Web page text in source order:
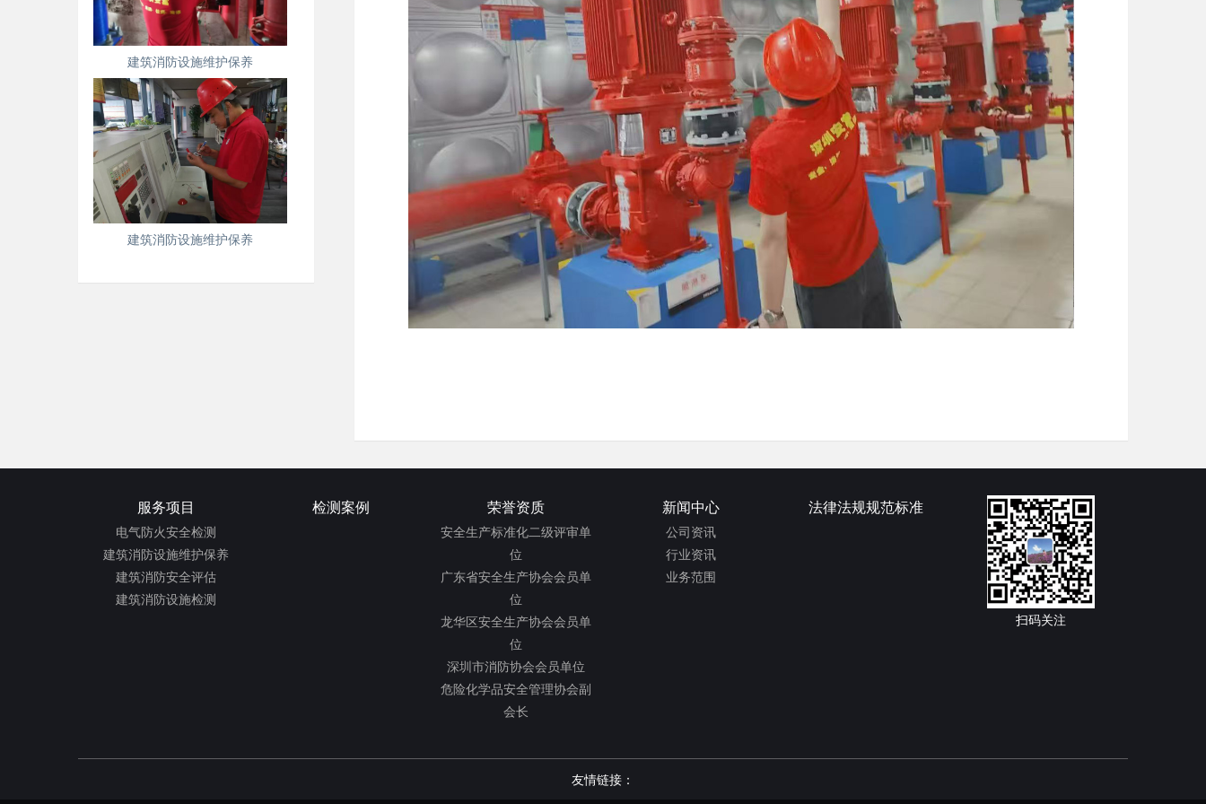
建筑消防设施维护保养
服务项目
电气防火安全检测
建筑消防设施维护保养
建筑消防安全评估
建筑消防设施检测
检测案例 荣誉资质
安全生产标准化二级评审单
位
广东省安全生产协会会员单
位
龙华区安全生产协会会员单
位
深圳市消防协会会员单位
危险化学品安全管理协会副
会长
新闻中心
公司资讯
行业资讯
业务范围
法律法规规范标准
扫码关注
友情链接：